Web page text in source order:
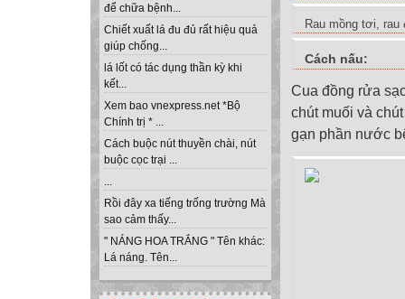
để chữa bệnh...
Chiết xuất lá đu đủ rất hiệu quả
giúp chống...
lá lốt có tác dụng thần kỳ khi
kết...
Xem bao vnexpress.net *Bộ
Chính trị * ...
Cách buộc nút thuyền chài, nút
buộc cọc trại ...
...
Rồi đây xa tiếng trống trường Mà
sao cảm thấy...
" NÁNG HOA TRẮNG " Tên khác:
Lá náng. Tên...
Rau mồng tơi,
Cách nấu:
Cua đồng rửa
chút muối và
gạn phần nước